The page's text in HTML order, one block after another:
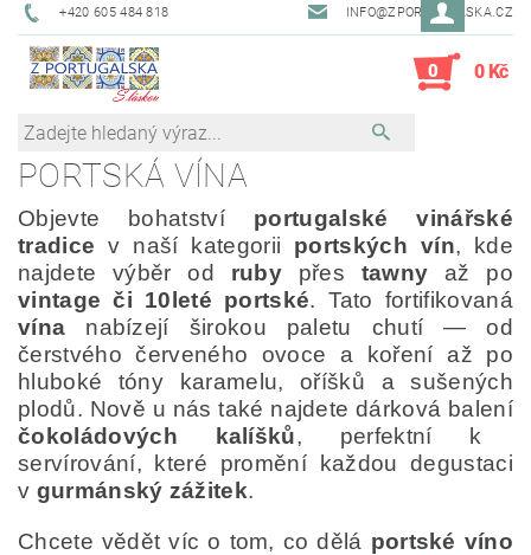
+420 605 484 818 INFO@ZPORTUGALSKA.CZ
0 0 Kč
PORTSKÁ VÍNA
Objevte bohatství portugalské vinářské
tradice v naší kategorii portských vín, kde
najdete výběr od rubypřes tawny až po
vintage či 10leté portské. Tato fortifikovaná
vína nabízejí širokou paletu chutí — od
čerstvého červeného ovoce a koření až po
hluboké tóny karamelu, oříšků a sušených
plodů. Nově u nás také najdete dárková balení
čokoládových kalíšků, perfektní k
servírování, které promění každou degustaci
v gurmánský zážitek.
Chcete vědět víc o tom, co dělá portské víno